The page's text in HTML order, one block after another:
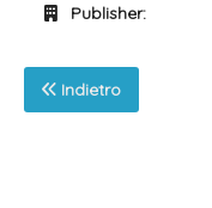
Publisher:
Indietro